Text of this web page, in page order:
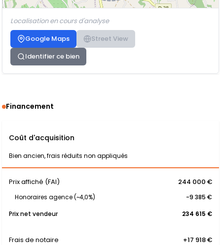
Localisation en cours d'analyse
Google Maps
Street View
Identifier ce bien
Financement
Coût d'acquisition
Bien ancien, frais réduits non appliqués
Prix affiché (FAI) 244 000 €
Honoraires agence (~4,0%)
-9 385 €
Prix net vendeur
234 615 €
Frais de notaire +17 918 €